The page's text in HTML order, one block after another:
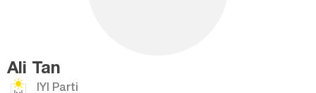
Ali Tan
IYI Parti